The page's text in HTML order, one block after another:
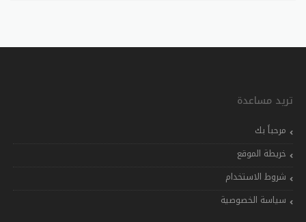
تريد مساعدة
مرحباً بك
خريطة الموقع
شروط الاستخدام
سياسة الخصوصية